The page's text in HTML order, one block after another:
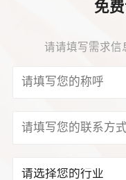
免
请请填写需求信